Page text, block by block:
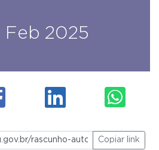
Feb 2025
Copiar link